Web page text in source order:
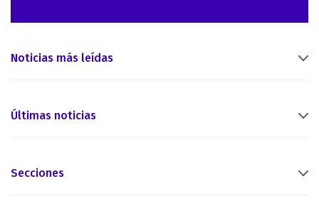
Noticias más leídas
Últimas noticias
Secciones